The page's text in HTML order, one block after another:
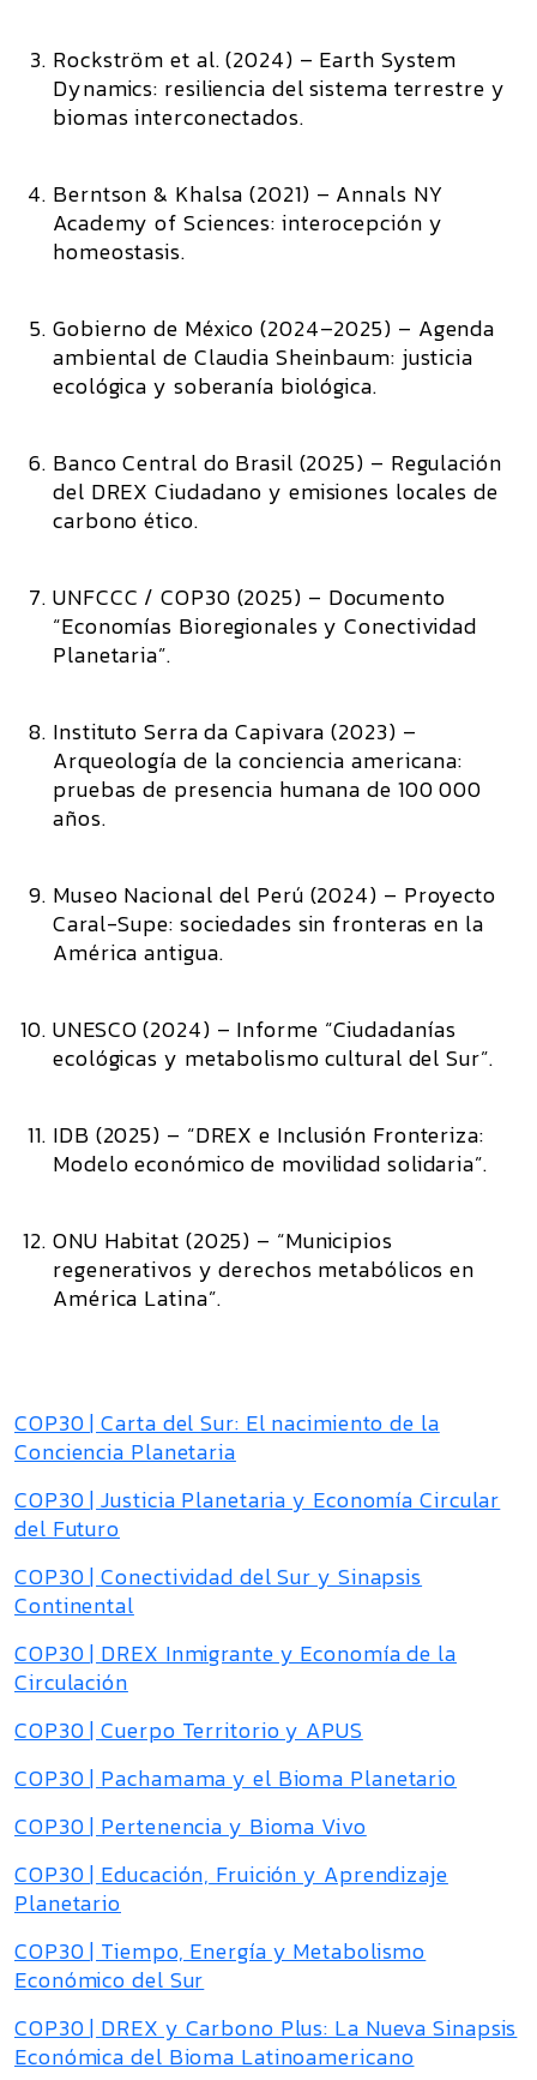
Rockström et al. (2024) – Earth System
Dynamics: resiliencia del sistema terrestre y
biomas interconectados.
Berntson & Khalsa (2021) – Annals NY
Academy of Sciences: interocepción y
homeostasis.
Gobierno de México (2024–2025) – Agenda
ambiental de Claudia Sheinbaum: justicia
ecológica y soberanía biológica.
Banco Central do Brasil (2025) – Regulación
del DREX Ciudadano y emisiones locales de
carbono ético.
UNFCCC / COP30 (2025) – Documento
“Economías Bioregionales y Conectividad
Planetaria”.
Instituto Serra da Capivara (2023) –
Arqueología de la conciencia americana:
pruebas de presencia humana de 100 000
años.
Museo Nacional del Perú (2024) – Proyecto
Caral-Supe: sociedades sin fronteras en la
América antigua.
UNESCO (2024) – Informe “Ciudadanías
ecológicas y metabolismo cultural del Sur”.
IDB (2025) – “DREX e Inclusión Fronteriza:
Modelo económico de movilidad solidaria”.
ONU Habitat (2025) – “Municipios
regenerativos y derechos metabólicos en
América Latina”.
COP30 | Carta del Sur: El nacimiento de la
Conciencia Planetaria
COP30 | Justicia Planetaria y Economía Circular
del Futuro
COP30 | Conectividad del Sur y Sinapsis
Continental
COP30 | DREX Inmigrante y Economía de la
Circulación
COP30 | Cuerpo Territorio y APUS
COP30 | Pachamama y el Bioma Planetario
COP30 | Pertenencia y Bioma Vivo
COP30 | Educación, Fruición y Aprendizaje
Planetario
COP30 | Tiempo, Energía y Metabolismo
Económico del Sur
COP30 | DREX y Carbono Plus: La Nueva Sinapsis
Económica del Bioma Latinoamericano